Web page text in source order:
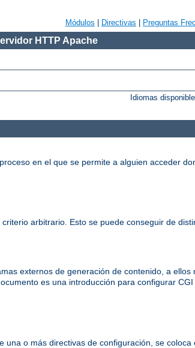
Módulos Directivas Preguntas
HTTP Apache
Idiomas
en el que se permite a alguien acceder
arbitrario. Esto se puede conseguir de
externos de generación de contenido, a
es una introducción para configurar
o más directivas de configuración, se